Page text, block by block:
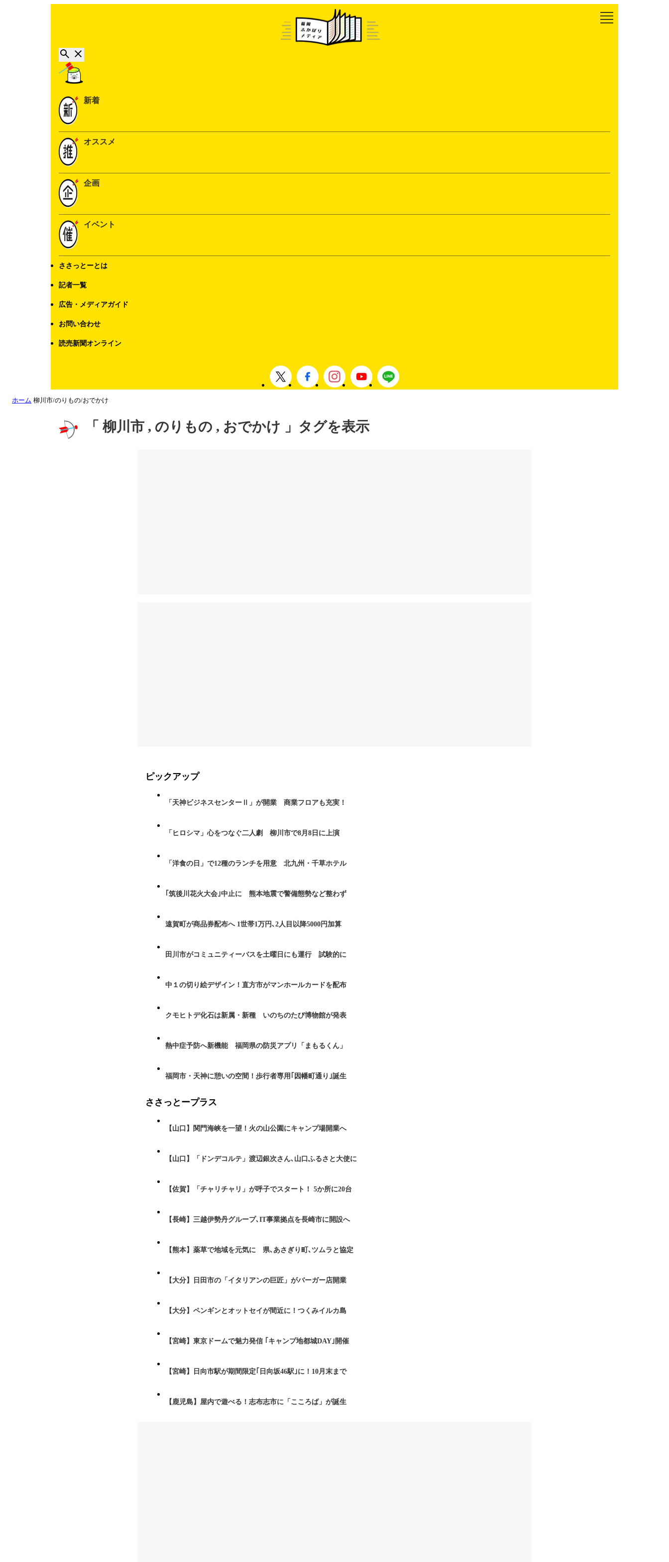
新着
オススメ
企画
イベント
ささっとーとは
記者一覧
広告・メディアガイド
お問い合わせ
読売新聞オンライン
ホーム 柳川市/のりもの/おでかけ
「 柳川市 , のりもの , おでかけ 」タグを表示
ピックアップ
「天神ビジネスセンターⅡ」が開業 商業フロアも充実！
「ヒロシマ」心をつなぐ二人劇 柳川市で8月8日に上演
「洋食の日」で12種のランチを用意 北九州・千草ホテル
｢筑後川花火大会｣中止に 熊本地震で警備態勢など整わず
遠賀町が商品券配布へ 1世帯1万円､2人目以降5000円加算
田川市がコミュニティーバスを土曜日にも運行 試験的に
中１の切り絵デザイン！直方市がマンホールカードを配布
クモヒトデ化石は新属・新種 いのちのたび博物館が発表
熱中症予防へ新機能 福岡県の防災アプリ「まもるくん」
福岡市・天神に憩いの空間！歩行者専用｢因幡町通り｣誕生
ささっとープラス
【山口】関門海峡を一望！火の山公園にキャンプ場開業へ
【山口】「ドンデコルテ」渡辺銀次さん､山口ふるさと大使に
【佐賀】「チャリチャリ」が呼子でスタート！ 5か所に20台
【長崎】三越伊勢丹グループ､IT事業拠点を長崎市に開設へ
【熊本】薬草で地域を元気に 県､あさぎり町､ツムラと協定
【大分】日田市の「イタリアンの巨匠」がバーガー店開業
【大分】ペンギンとオットセイが間近に！つくみイルカ島
【宮崎】東京ドームで魅力発信 ｢キャンプ地都城DAY｣開催
【宮崎】日向市駅が期間限定｢日向坂46駅｣に！10月末まで
【鹿児島】屋内で遊べる！志布志市に「こころば」が誕生